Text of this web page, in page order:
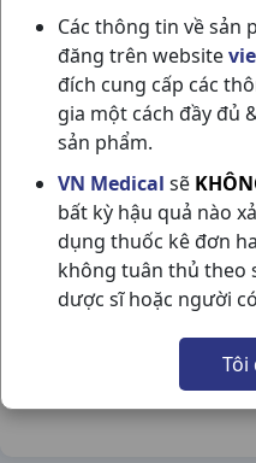
Các thông tin về sản
đăng trên website
đích cung cấp các
gia một cách đầy đủ
sản phẩm.
VN Medical sẽ
bất kỳ hậu quả nào
dụng thuốc kê đơn
không tuân thủ theo
dược sĩ hoặc người
Tôi
DUPHALAC
NSX:Abbott
Nhóm hàng:Tiêu
Chia sẻ qua mạng xã